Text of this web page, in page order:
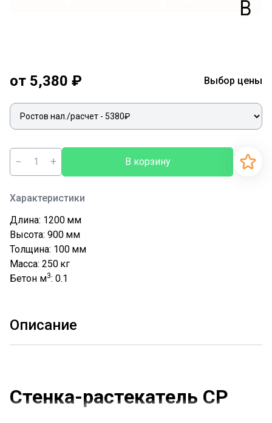
от 5,380 ₽ Выбор цены
− + В корзину
Характеристики
Длина: 1200 мм
Высота: 900 мм
Толщина: 100 мм
Масса: 250 кг
Бетон м3: 0.1
Описание
Стенка-растекатель СР